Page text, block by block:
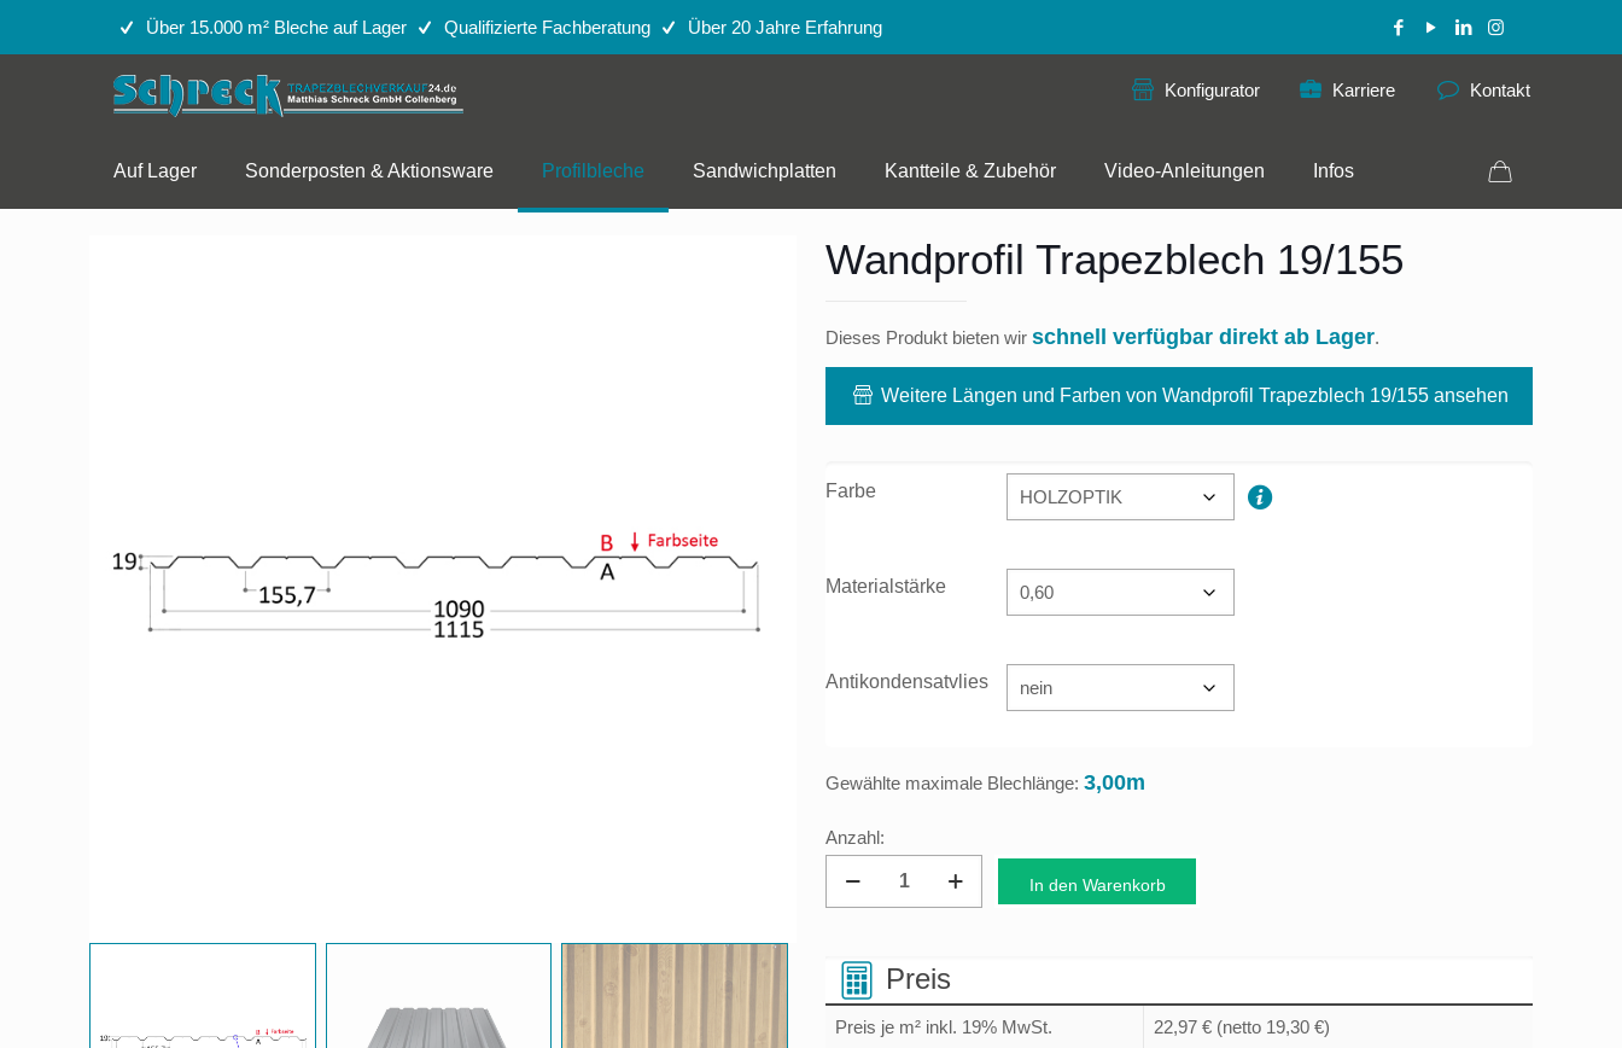
Über 15.000 m² Bleche auf Lager Qualifizierte Fachberatung Über 20 Jahre Erfahrung
Auf Lager Sonderposten & Aktionsware Profilbleche Sandwichplatten Kantteile & Zubehör Video-Anleitungen Infos
Konfigurator Karriere Kontakt
Wandprofil Trapezblech 19/155
Dieses Produkt bieten wir schnell verfügbar direkt ab Lager.
Weitere Längen und Farben von Wandprofil Trapezblech 19/155 ansehen
Farbe
Materialstärke
Antikondensatvlies
Preis
Preis je m² inkl. 19% MwSt. 22,97 € (netto 19,30 €)
Wandprofil
Trapezblech
Menge
In den Warenkorb
Gewählte maximale Blechlänge: 3,00m